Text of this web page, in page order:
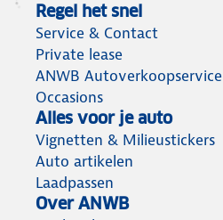
Regel het snel
Service & Contact
Private lease
ANWB Autoverkoopservice
Occasions
Alles voor je auto
Vignetten & Milieustickers
Auto artikelen
Laadpassen
Over ANWB